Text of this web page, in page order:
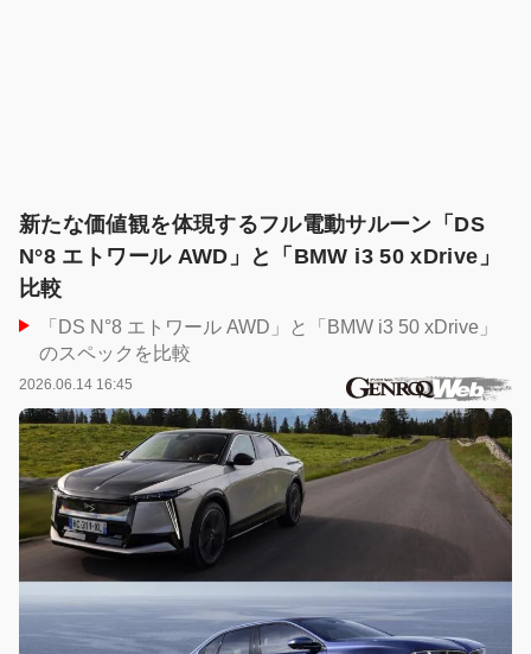
新たな価値観を体現するフル電動サルーン「DS
N°8 エトワール AWD」と「BMW i3 50 xDrive」
比較
「DS N°8 エトワール AWD」と「BMW i3 50 xDrive」
のスペックを比較
2026.06.14 16:45